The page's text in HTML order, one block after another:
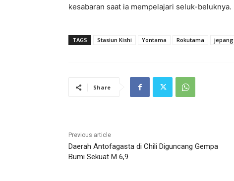
kesabaran saat ia mempelajari seluk-beluknya.
TAGS Stasiun Kishi Yontama Rokutama jepang
Share
Previous article
Daerah Antofagasta di Chili Diguncang Gempa
Bumi Sekuat M 6,9